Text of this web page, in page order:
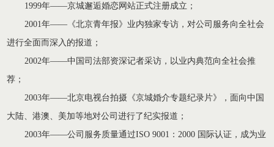
1999年——京城邂逅婚恋网站正式注册成立；
2001年——《北京青年报》业内独家专访，对公司服务向全社会
进行全面而深入的报道；
2002年——中国司法部资深记者采访，以业内典范向全社会推
荐；
2003年——北京电视台拍摄《京城婚介专题纪录片》，面向中国
大陆、港澳、美加等地对公司进行了纪实报道；
2003年——公司服务质量通过ISO 9001：2000 国际认证，成为业